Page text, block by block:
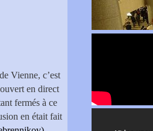
Vienne, c’est
en direct
fermés à ce
en était fait